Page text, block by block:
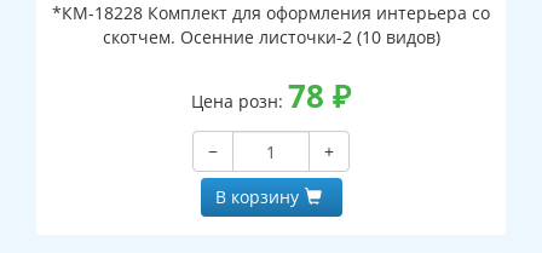
*КМ-18228 Комплект для оформления интерьера со
скотчем. Осенние листочки-2 (10 видов)
Цена розн: 78 ₽
−
+
В корзину